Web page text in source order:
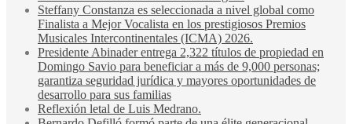
Steffany Constanza es seleccionada a nivel global como
Finalista a Mejor Vocalista en los prestigiosos Premios
Musicales Intercontinentales (ICMA) 2026.
Presidente Abinader entrega 2,322 títulos de propiedad en
Domingo Savio para beneficiar a más de 9,000 personas;
garantiza seguridad jurídica y mayores oportunidades de
desarrollo para sus familias
Reflexión letal de Luis Medrano.